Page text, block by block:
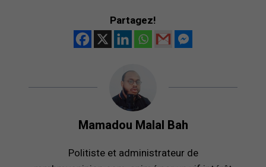
Partagez!
Mamadou Malal Bah
Politiste et administrateur de